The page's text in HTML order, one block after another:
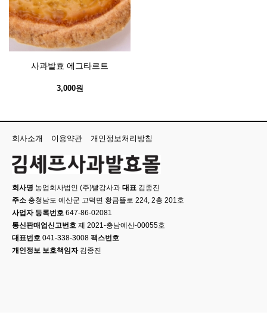
사과발효 에그타르트
3,000원
회사소개 이용약관 개인정보처리방침
회사명 농업회사법인 (주)빨강사과 대표 김종진
주소 충청남도 예산군 고덕면 황금뜰로 224, 2층 201호
사업자 등록번호 647-86-02081
통신판매업신고번호 제 2021-충남예산-00055호
대표번호 041-338-3008 팩스번호
개인정보 보호책임자김종진